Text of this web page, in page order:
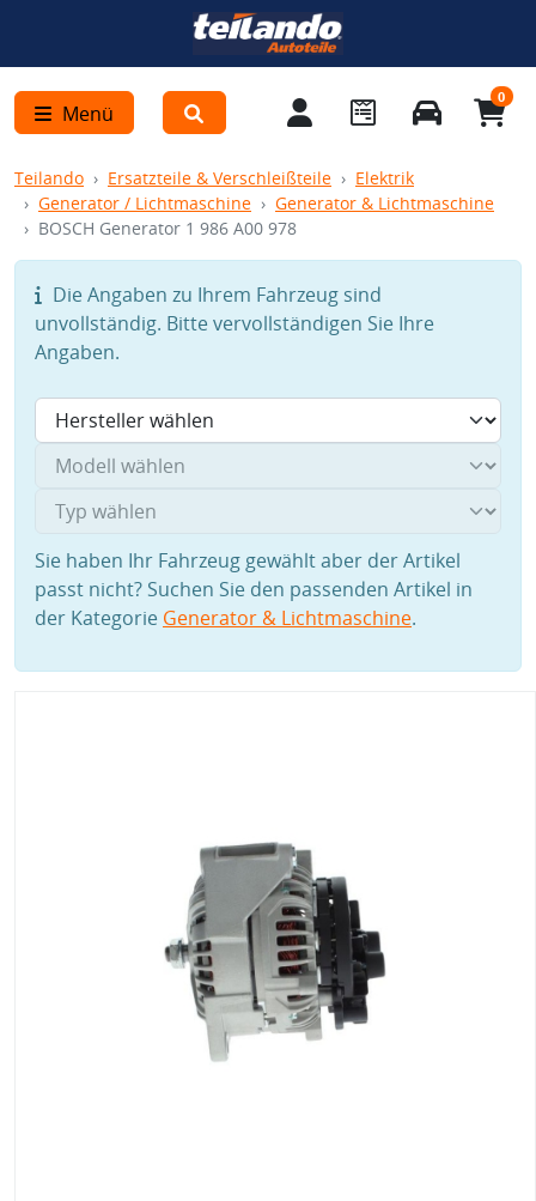
Menü
0
Teilando Ersatzteile & Verschleißteile
Elektrik
Generator / Lichtmaschine
Generator & Lichtmaschine
BOSCH Generator 1 986 A00 978
Die Angaben zu Ihrem Fahrzeug sind
unvollständig. Bitte vervollständigen Sie Ihre
Angaben.
Sie haben Ihr Fahrzeug gewählt aber der Artikel
passt nicht? Suchen Sie den passenden Artikel in
der Kategorie Generator & Lichtmaschine.